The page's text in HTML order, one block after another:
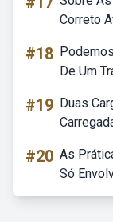
Correto
#18
De Um
#19 Duas
#20 As
Só